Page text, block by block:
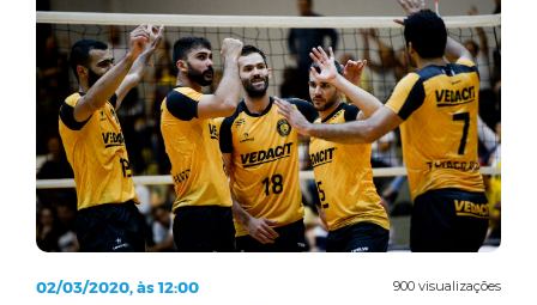
900 visualizações
02/03/2020, às 12:00